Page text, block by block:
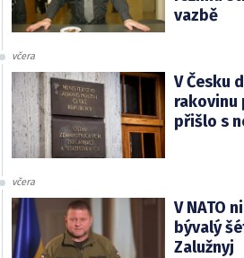
vazbě
včera
V Česku
rakovinu
přišlo s
včera
V NATO
bývalý
Zalužnyj